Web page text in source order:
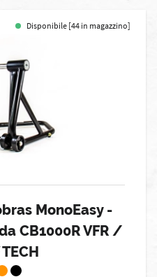
Disponibile [44 in magazzino]
MonoEasy -
CB1000R VFR /
TECH